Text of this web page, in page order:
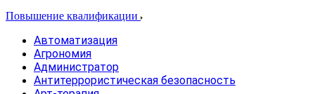
Повышение квалификации
Автоматизация
Агрономия
Администратор
Антитеррористическая безопасность